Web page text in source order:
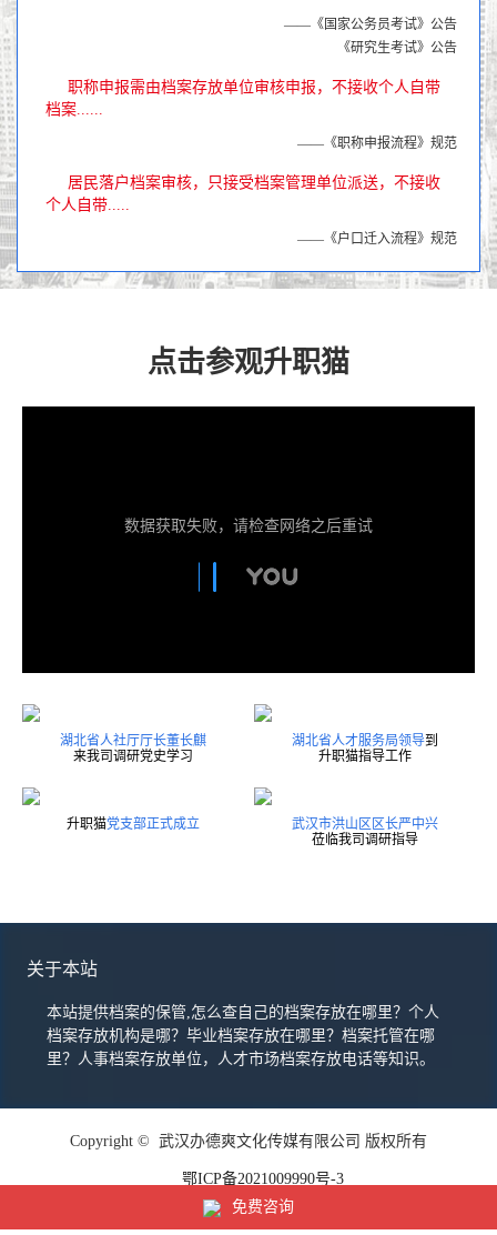
——《国家公务员考试》公告
《研究生考试》公告
职称申报需由档案存放单位审核申报，不接收个人自带
档案......
——《职称申报流程》规范
居民落户档案审核，只接受档案管理单位派送，不接收
个人自带.....
——《户口迁入流程》规范
点击参观升职猫
数据获取失败，请检查网络之后重试
湖北省人社厅厅长董长麒
来我司调研党史学习
湖北省人才服务局领导到
升职猫指导工作
升职猫党支部正式成立
武汉市洪山区区长严中兴
莅临我司调研指导
关于本站
本站提供档案的保管,怎么查自己的档案存放在哪里？个人
档案存放机构是哪？毕业档案存放在哪里？档案托管在哪
里？人事档案存放单位，人才市场档案存放电话等知识。
Copyright © 武汉办德爽文化传媒有限公司 版权所有
免费咨询
鄂ICP备2021009990号-3